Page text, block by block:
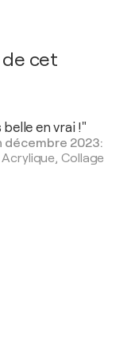
de cet
en vrai !"
2023:
Acrylique, Collage